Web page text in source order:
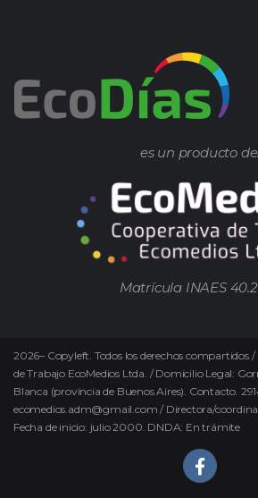
es un producto
Matrícula INAES
2026– Copyleft. Todos los derechos compartidos
de Trabajo EcoMedios Ltda. / Domicilio Legal:
Blanca (provincia de Buenos Aires). Contacto.
ecomedios.adm@gmail.com / Directora/
Fecha de inicio: julio 2000. DNDA: En trámite